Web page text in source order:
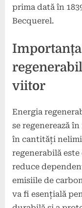
prima dată în
Becquerel.
viitor
Energia
se regenerează
în cantități
regenerabilă
reduce
emisiile de
va fi esențială